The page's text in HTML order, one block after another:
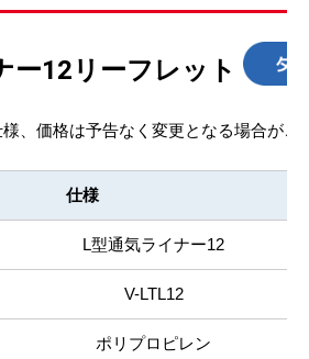
ー12リーフレット
、価格は予告なく変更となる場合が
仕様
L型通気ライナー12
V-LTL12
ポリプロピレン